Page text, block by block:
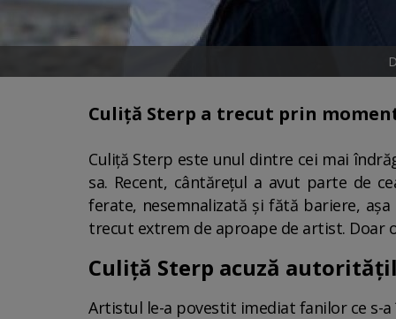
Culiță Sterp a trecut prin
Culiță Sterp este unul dintre cei mai
sa. Recent, cântărețul a avut parte de
ferate, nesemnalizată și fătă bariere,
trecut extrem de aproape de artist. Doar
Culiță Sterp acuză
Artistul le-a povestit imediat fanilor ce s-